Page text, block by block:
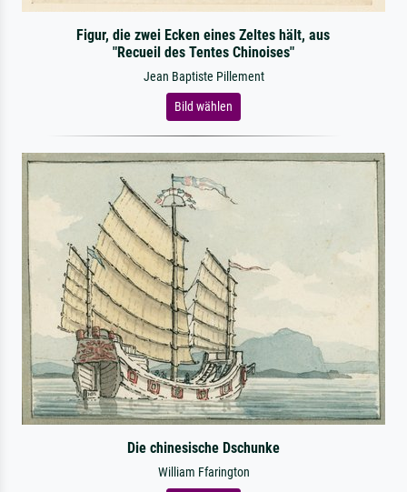
Figur, die zwei Ecken eines Zeltes hält, aus
"Recueil des Tentes Chinoises"
Jean Baptiste Pillement
Bild wählen
Die chinesische Dschunke
William Ffarington